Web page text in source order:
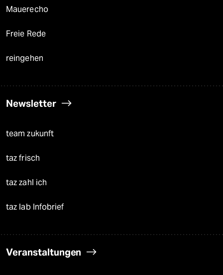
Mauerecho
Freie Rede
reingehen
Newsletter
team zukunft
taz frisch
taz zahl ich
taz lab Infobrief
Veranstaltungen